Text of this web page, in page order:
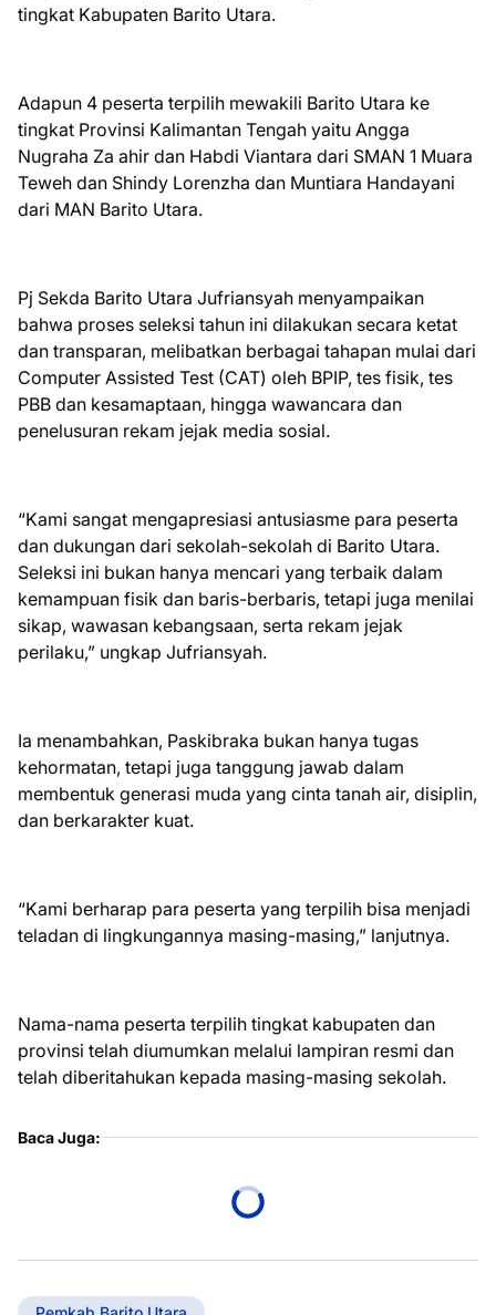
tingkat Kabupaten Barito Utara.
Adapun 4 peserta terpilih mewakili Barito Utara ke
tingkat Provinsi Kalimantan Tengah yaitu Angga
Nugraha Za ahir dan Habdi Viantara dari SMAN 1 Muara
Teweh dan Shindy Lorenzha dan Muntiara Handayani
dari MAN Barito Utara.
Pj Sekda Barito Utara Jufriansyah menyampaikan
bahwa proses seleksi tahun ini dilakukan secara ketat
dan transparan, melibatkan berbagai tahapan mulai dari
Computer Assisted Test (CAT) oleh BPIP, tes fisik, tes
PBB dan kesamaptaan, hingga wawancara dan
penelusuran rekam jejak media sosial.
“Kami sangat mengapresiasi antusiasme para peserta
dan dukungan dari sekolah-sekolah di Barito Utara.
Seleksi ini bukan hanya mencari yang terbaik dalam
kemampuan fisik dan baris-berbaris, tetapi juga menilai
sikap, wawasan kebangsaan, serta rekam jejak
perilaku,” ungkap Jufriansyah.
Ia menambahkan, Paskibraka bukan hanya tugas
kehormatan, tetapi juga tanggung jawab dalam
membentuk generasi muda yang cinta tanah air, disiplin,
dan berkarakter kuat.
“Kami berharap para peserta yang terpilih bisa menjadi
teladan di lingkungannya masing-masing,” lanjutnya.
Nama-nama peserta terpilih tingkat kabupaten dan
provinsi telah diumumkan melalui lampiran resmi dan
telah diberitahukan kepada masing-masing sekolah.
Baca Juga: